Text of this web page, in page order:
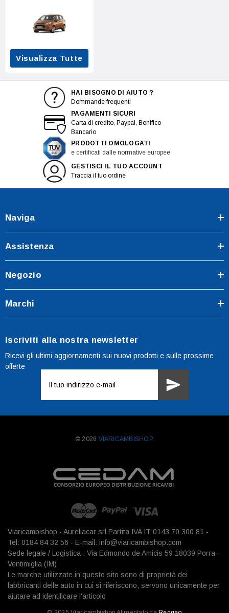
Visualizza Tutte
HAI BISOGNO DI AIUTO ?
Dommande frequenti
PAGAMENTI SICURI
Carta di credito, Paypal, Bonifico
Bancario
PRODOTTI OMOLOGATI
e certificati dalle normative europee
GESTISCI IL TUO ACCOUNT
Traccia il tuo ordine
Naviga
Assistenza
Negozio
Marchi
Iscriviti alla nostra newsletter
Ricevi gli ultimi aggiornamenti sui nuovi prodotti e sulle prossime
offerte
mail
© 2026 VIARICAMBISHOP.
Viaricambishop - Aureliacar srl Partita IVA IT 0143 70 300 81 -
Tel: 0184 84 32 56 - E-mail: info@viaricambishop.com
Sede legale / Logistica : Via Edmondo de Amicis 59 18039 Porra -
Ventimiglia (IM)
Le marche utilizzate in questo sito sono di proprietà dei
fabbricanti delle auto in cui si riferiscono, servono unicamente per
aiutare ad identificare l'articolo